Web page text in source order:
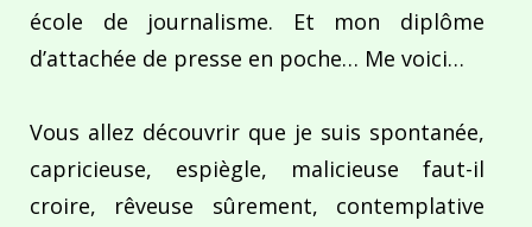
école de journalisme. Et mon diplôme
d’attachée de presse en poche… Me voici…
Vous allez découvrir que je suis spontanée,
capricieuse, espiègle, malicieuse faut-il
croire, rêveuse sûrement, contemplative